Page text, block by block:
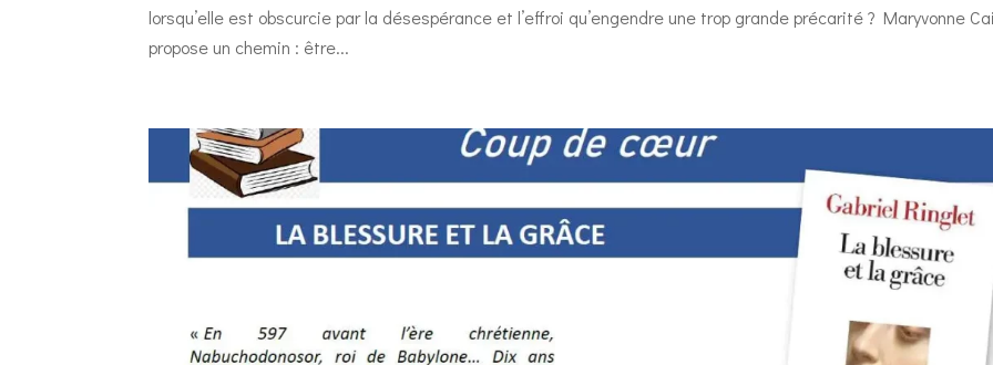
lorsqu’elle est obscurcie par la désespérance et l’effroi qu’engendre une trop grande précarité ? Maryvonne
propose un chemin : être...